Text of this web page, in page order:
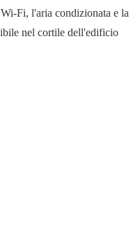
Fi, l'aria condizionata e la
nel cortile dell'edificio